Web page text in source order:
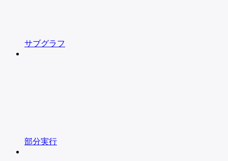
サブグラフ
部分実行